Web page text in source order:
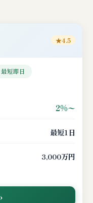
★4.5
最短即日
2%〜
最短1日
3,000万円